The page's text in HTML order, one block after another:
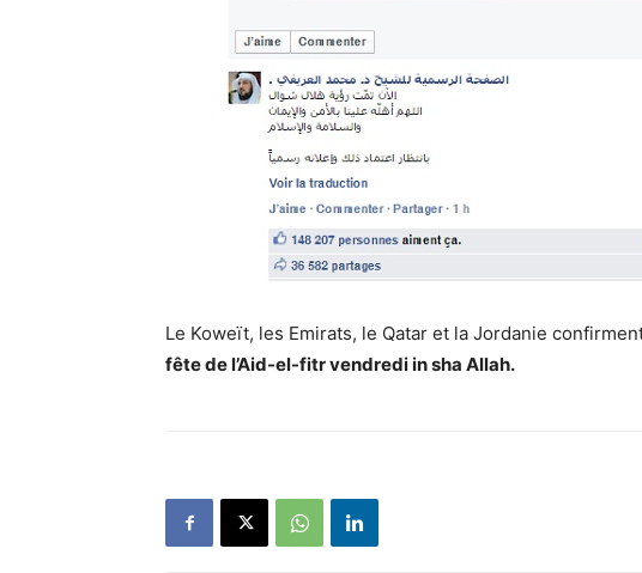
Le Koweït, les Emirats, le Qatar et la Jordanie
fête de l’Aid-el-fitr vendredi in sha Allah.